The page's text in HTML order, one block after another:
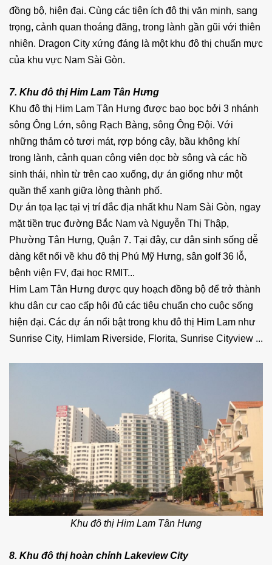
đồng bộ, hiện đại. Cùng các tiện ích đô thị văn minh, sang
trọng, cảnh quan thoáng đãng, trong lành gần gũi với thiên
nhiên. Dragon City xứng đáng là một khu đô thị chuẩn mực
của khu vực Nam Sài Gòn.
7. Khu đô thị Him Lam Tân Hưng
Khu đô thị Him Lam Tân Hưng được bao bọc bởi 3 nhánh
sông Ông Lớn, sông Rạch Bàng, sông Ông Đội. Với
những thảm cỏ tươi mát, rợp bóng cây, bầu không khí
trong lành, cảnh quan công viên dọc bờ sông và các hồ
sinh thái, nhìn từ trên cao xuống, dự án giống như một
quần thể xanh giữa lòng thành phố.
Dự án tọa lạc tại vị trí đắc địa nhất khu Nam Sài Gòn, ngay
mặt tiền trục đường Bắc Nam và Nguyễn Thị Thập,
Phường Tân Hưng, Quận 7. Tại đây, cư dân sinh sống dễ
dàng kết nối về khu đô thị Phú Mỹ Hưng, sân golf 36 lỗ,
bệnh viện FV, đại học RMIT...
Him Lam Tân Hưng được quy hoạch đồng bộ để trở thành
khu dân cư cao cấp hội đủ các tiêu chuẩn cho cuộc sống
hiện đại. Các dự án nổi bật trong khu đô thị Him Lam như
Sunrise City, Himlam Riverside, Florita, Sunrise Cityview ...
Khu đô thị Him Lam Tân Hưng
8. Khu đô thị hoàn chỉnh Lakeview City